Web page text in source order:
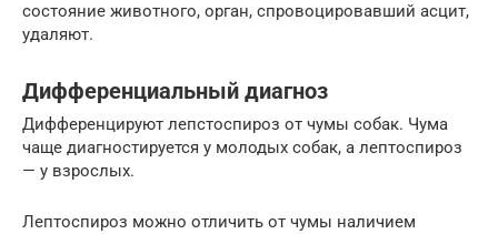
состояние животного, орган, спровоцировавший асцит,
удаляют.
Дифференциальный диагноз
Дифференцируют лепстоспироз от чумы собак. Чума
чаще диагностируется у молодых собак, а лептоспироз
— у взрослых.
Лептоспироз можно отличить от чумы наличием